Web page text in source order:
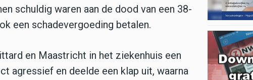
schuldig waren aan de dood van een 38-
een schadevergoeding betalen.
en Maastricht in het ziekenhuis een
agressief en deelde een klap uit, waarna